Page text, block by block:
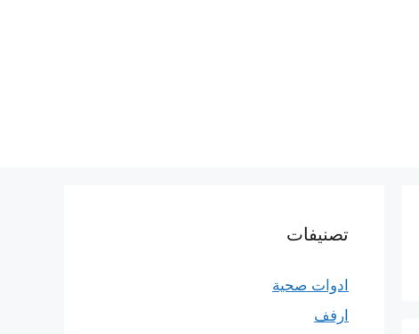
تصنيفات
ادوات صحية
ارفف